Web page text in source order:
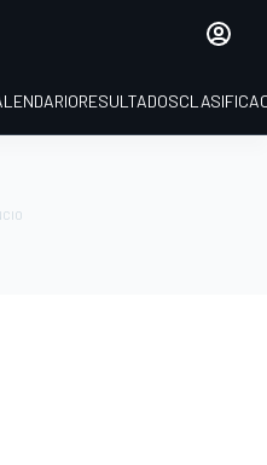
RESULTADOS